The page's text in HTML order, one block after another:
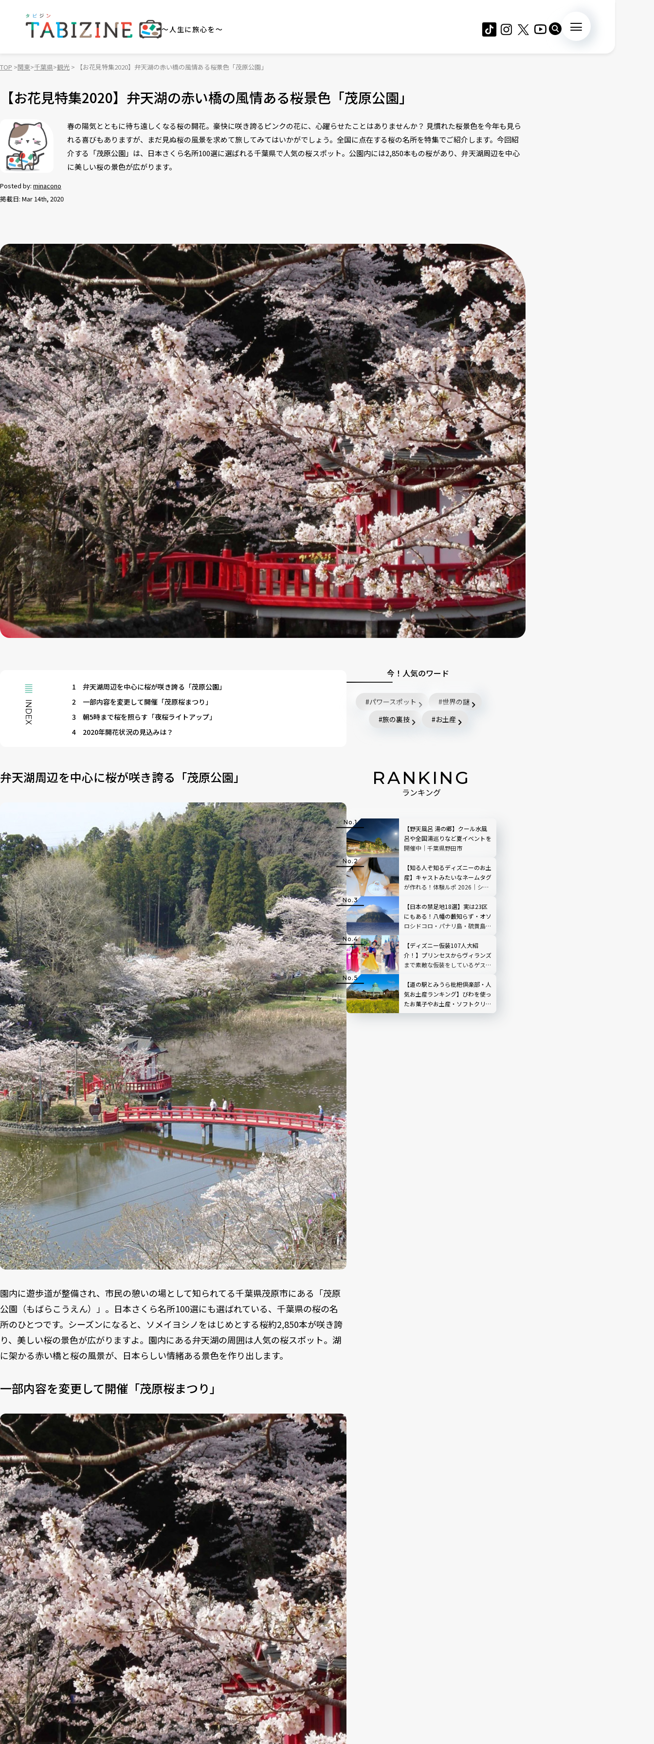
～人生に旅心を～
TOP 関東 千葉県 観光 【お花見特集2020】弁天湖の赤い橋の風情ある桜景色「茂原公園」
【お花見特集2020】弁天湖の赤い橋の風情ある桜景色「茂原公園」
Posted by: minacono
掲載日: Mar 14th, 2020
春の陽気とともに待ち遠しくなる桜の開花。豪快に咲き誇るピンクの花に、心躍らせたことはありませんか？ 見慣れた桜景色を今年も見ら
れる喜びもありますが、まだ見ぬ桜の風景を求めて旅してみてはいかがでしょう。全国に点在する桜の名所を特集でご紹介します。今回紹
介する「茂原公園」は、日本さくら名所100選に選ばれる千葉県で人気の桜スポット。公園内には2,850本もの桜があり、弁天湖周辺を中心
に美しい桜の景色が広がります。
INDEX
1
弁天湖周辺を中心に桜が咲き誇る「茂原公園」
2
一部内容を変更して開催「茂原桜まつり」
3
朝5時まで桜を照らす「夜桜ライトアップ」
4
2020年開花状況の見込みは？
弁天湖周辺を中心に桜が咲き誇る「茂原公園」
園内に遊歩道が整備され、市民の憩いの場として知られてる千葉県茂原市にある「茂原
公園（もばらこうえん）」。日本さくら名所100選にも選ばれている、千葉県の桜の名
所のひとつです。シーズンになると、ソメイヨシノをはじめとする桜約2,850本が咲き誇
り、美しい桜の景色が広がりますよ。園内にある弁天湖の周囲は人気の桜スポット。湖
に架かる赤い橋と桜の風景が、日本らしい情緒ある景色を作り出します。
一部内容を変更して開催「茂原桜まつり」
今！人気のワード
パワースポット
世界の謎
旅の裏技
お土産
RANKING
ランキング
【野天風呂 湯の郷】クール水風
呂や全国湯巡りなど夏イベントを
開催中｜千葉県野田市
【知る人ぞ知るディズニーのお土
産】キャストみたいなネームタグ
が作れる！体験ルポ 2026｜シ
【日本の禁足地18選】実は23区
にもある！八幡の藪知らず・オソ
ロシドコロ・パナリ島・硫黄島な
【ディズニー仮装107人大紹
介！】プリンセスからヴィランズ
まで素敵な仮装をしているゲスト
2025
【道の駅とみうら枇杷倶楽部・人
気お土産ランキング】びわを使っ
たお菓子やお土産・ソフトクリー
ムが大充実！｜千葉県南房総